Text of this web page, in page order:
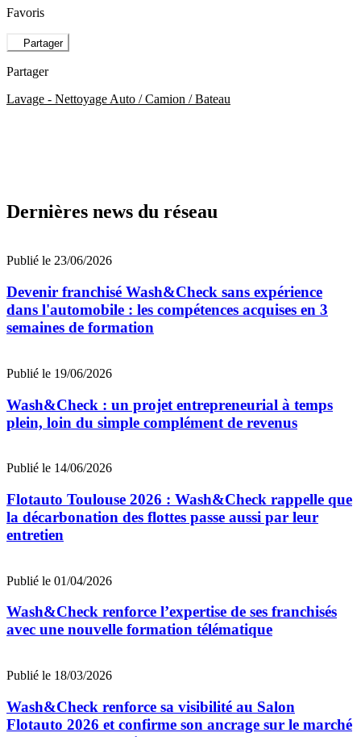
Favoris
Partager
Partager
Lavage - Nettoyage Auto / Camion / Bateau
Dernières news du réseau
Publié le 23/06/2026
Devenir franchisé Wash&Check sans expérience
dans l'automobile : les compétences acquises en 3
semaines de formation
Publié le 19/06/2026
Wash&Check : un projet entrepreneurial à temps
plein, loin du simple complément de revenus
Publié le 14/06/2026
Flotauto Toulouse 2026 : Wash&Check rappelle que
la décarbonation des flottes passe aussi par leur
entretien
Publié le 01/04/2026
Wash&Check renforce l’expertise de ses franchisés
avec une nouvelle formation télématique
Publié le 18/03/2026
Wash&Check renforce sa visibilité au Salon
Flotauto 2026 et confirme son ancrage sur le marché